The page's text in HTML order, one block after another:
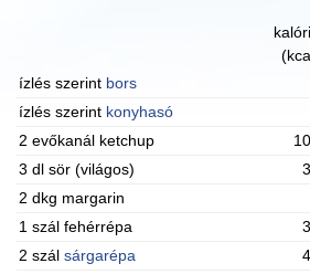
ízlés szerint bors
ízlés szerint konyhasó
2 evőkanál ketchup
3 dl sör (világos)
2 dkg margarin
1 szál fehérrépa
2 szál sárgarépa